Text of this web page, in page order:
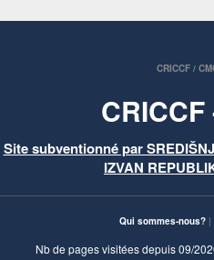
CRICCF /
Site subventionné par
IZVAN
Qui sommes-nous?|
Nb de pages visitées depuis 09/